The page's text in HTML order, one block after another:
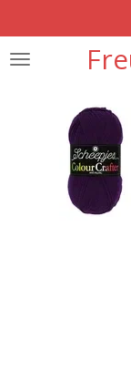
direct
naar
hoofdinhoud